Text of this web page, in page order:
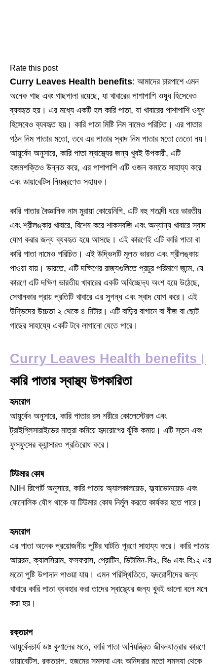
Rate this post
Curry Leaves Health benefits: আমাদের চারপাশে এমন
অনেক গাছ এবং গাছপালা রয়েছে, যা খাবারের পাশাপাশি ওষুধ হিসেবেও
ব্যবহৃত হয়। এর মধ্যে একটি হল কারি পাতা, যা খাবারের পাশাপাশি ওষুধ
হিসেবেও ব্যবহৃত হয়। কারি পাতা মিষ্টি নিম নামেও পরিচিত। এর পাতার
গঠন নিম পাতার মতো, তবে এর পাতার স্বাদ নিম পাতার মতো তেতো নয়।
আয়ুর্বেদ অনুসারে, কারি পাতা স্বাস্থ্যের জন্য খুবই উপকারী, এটি
হজমশক্তিও উন্নত করে, এর পাশাপাশি এটি ওজন কমাতে সাহায্য করে
এবং ডায়াবেটিস নিয়ন্ত্রণেও সহায়ক।
কারি পাতার বৈজ্ঞানিক নাম মুরায়া কোয়েনিগি, এটি বহু শতাব্দী ধরে ভারতীয়
এবং শ্রীলঙ্কার খাবারে, বিশেষ করে শাকসবজি এবং অন্যান্য খাবারে স্বাদ
যোগ করার জন্য ব্যবহৃত হয়ে আসছে। এই কারণেই এটি কারি পাতা বা
কারি পাতা নামেও পরিচিত। এই উদ্ভিদটি মূলত ভারত এবং শ্রীলঙ্কায়
পাওয়া যায়। ভারতে, এটি দক্ষিণের রাজ্যগুলিতে প্রচুর পরিমাণে জন্মে, যে
কারণে এটি দক্ষিণ ভারতীয় খাবারের একটি অবিচ্ছেদ্য অংশ হয়ে উঠেছে,
সেখানকার প্রায় প্রতিটি খাবারে এর সুগন্ধ এবং স্বাদ যোগ করে। এই
উদ্ভিদের উচ্চতা ২ থেকে ৪ মিটার। এটি বাড়ির বাগানে বা বীজ বা ছোট
গাছের সাহায্যে একটি টবে লাগানো যেতে পারে।
Curry Leaves Health benefits।
কারি পাতার স্বাস্থ্য উপকারিতা
হৃদরোগ
আয়ুর্বেদ অনুসারে, কারি পাতার রস শরীরে কোলেস্টেরল এবং
ট্রাইগ্লিসারাইডের মাত্রা কমিয়ে হৃদরোগের ঝুঁকি কমায়। এটি স্তন এবং
ফুসফুসের ক্যান্সারও প্রতিরোধ করে।
টিউমার কোষ
NIH রিপোর্ট অনুসারে, কারি পাতায় অ্যালকালয়েড, ফ্ল্যাভোনয়েড এবং
ফেনোলিক যৌগ থাকে যা টিউমার কোষ নির্মূল করতে কার্যকর হতে পারে।
হৃদরোগ
এর পাতা অনেক প্রয়োজনীয় পুষ্টির ঘাটতি পূরণে সাহায্য করে। কারি পাতায়
আয়রন, ক্যালসিয়াম, ফসফরাস, প্রোটিন, ভিটামিন-বি২, বি৬ এবং বি১২ এর
মতো পুষ্টি উপাদান পাওয়া যায়। এমন পরিস্থিতিতে, হৃদরোগীদের জন্য
খাবারে কারি পাতা ব্যবহার করা তাদের স্বাস্থ্যের জন্য খুবই ভালো বলে মনে
করা হয়।
রক্তচাপ
আয়ুর্বেদচার্য ডাঃ কুণালের মতে, কারি পাতা অনিয়ন্ত্রিত জীবনযাত্রার কারণে
ডায়াবেটিস, রক্তচাপ, হজমের সমস্যা এবং অনিদ্রার মতো সমস্যা থেকে